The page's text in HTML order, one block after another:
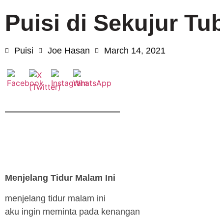
Puisi di Sekujur
Puisi Joe Hasan March 14, 2021
Menjelang Tidur Malam Ini
menjelang tidur malam ini
aku ingin meminta pada kenangan